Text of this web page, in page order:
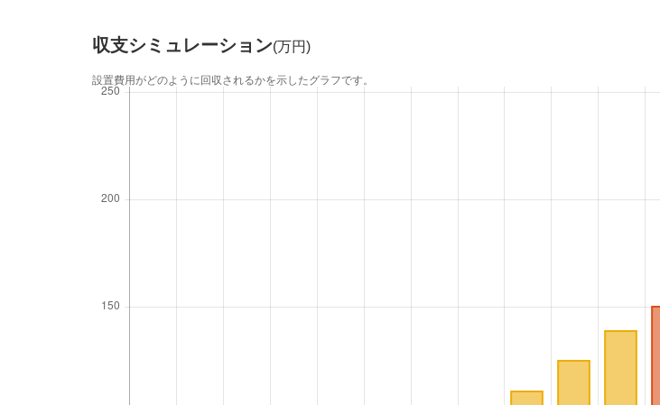
収支シミュレーション(万円)
設置費用がどのように回収されるかを示したグラフです。